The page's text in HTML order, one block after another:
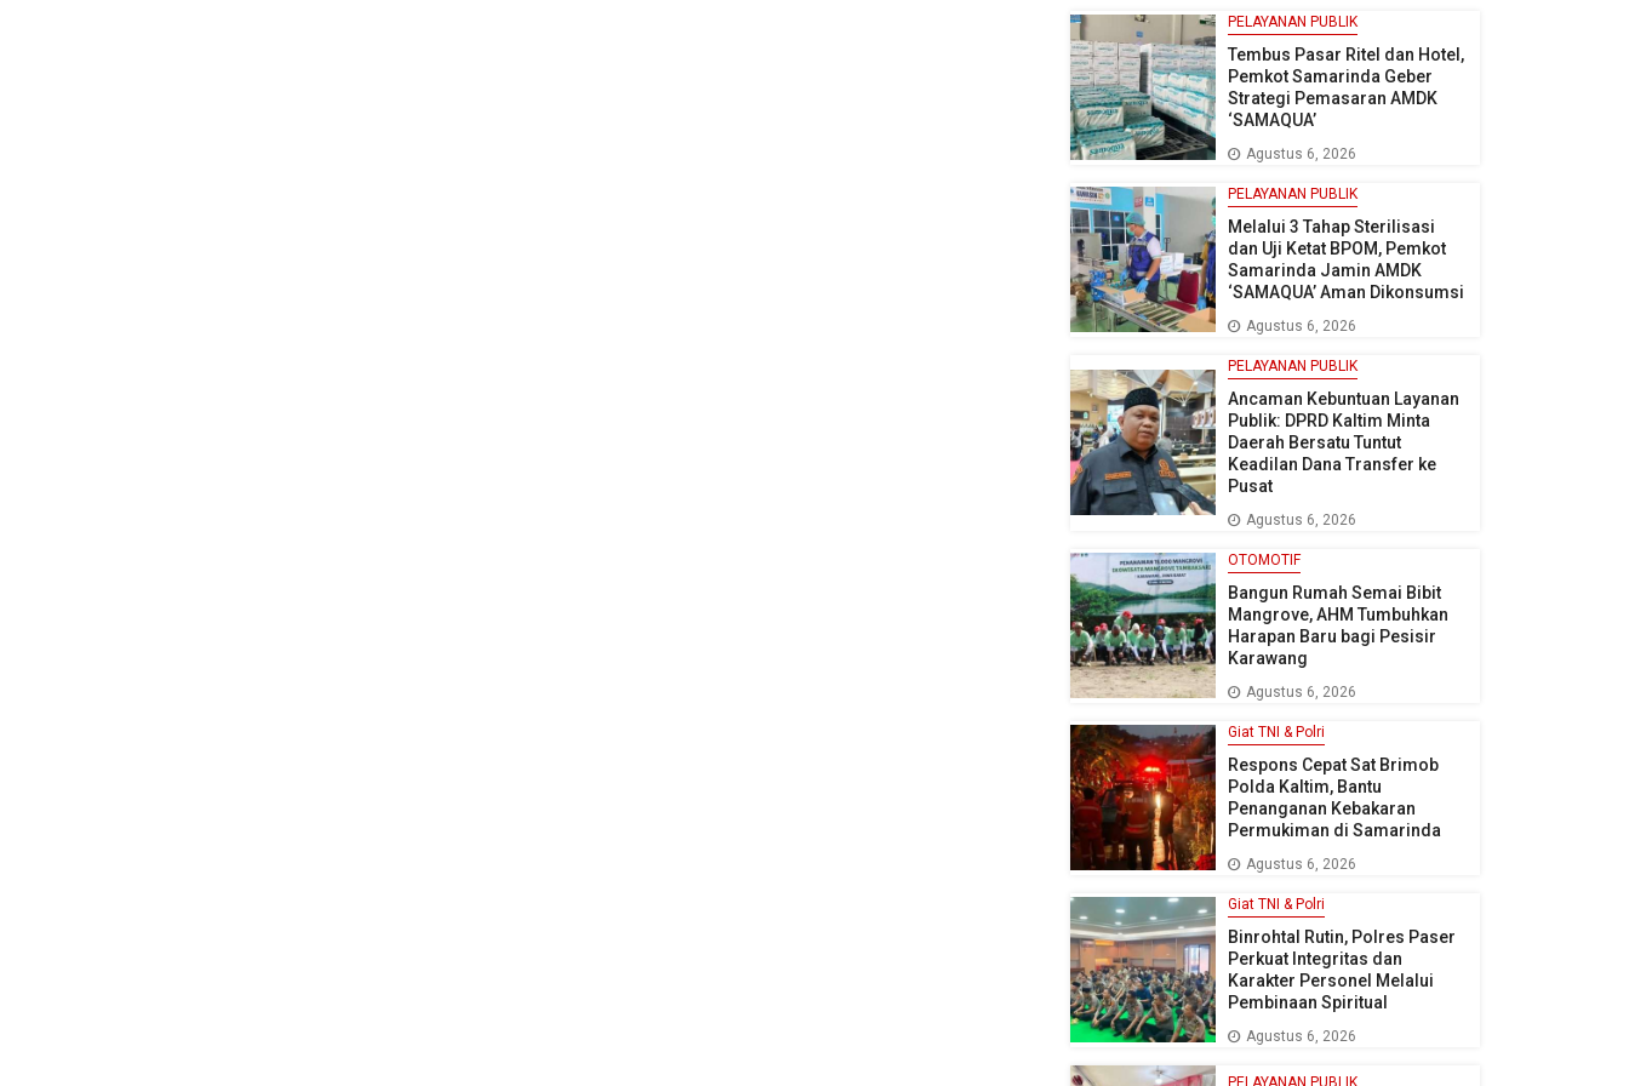
PELAYANAN PUBLIK
Tembus Pasar Ritel dan Hotel,
Pemkot Samarinda Geber
Strategi Pemasaran AMDK
‘SAMAQUA’
Agustus 6, 2026
PELAYANAN PUBLIK
Melalui 3 Tahap Sterilisasi
dan Uji Ketat BPOM, Pemkot
Samarinda Jamin AMDK
‘SAMAQUA’ Aman Dikonsumsi
Agustus 6, 2026
PELAYANAN PUBLIK
Ancaman Kebuntuan Layanan
Publik: DPRD Kaltim Minta
Daerah Bersatu Tuntut
Keadilan Dana Transfer ke
Pusat
Agustus 6, 2026
OTOMOTIF
Bangun Rumah Semai Bibit
Mangrove, AHM Tumbuhkan
Harapan Baru bagi Pesisir
Karawang
Agustus 6, 2026
Giat TNI & Polri
Respons Cepat Sat Brimob
Polda Kaltim, Bantu
Penanganan Kebakaran
Permukiman di Samarinda
Agustus 6, 2026
Giat TNI & Polri
Binrohtal Rutin, Polres Paser
Perkuat Integritas dan
Karakter Personel Melalui
Pembinaan Spiritual
Agustus 6, 2026
PELAYANAN PUBLIK